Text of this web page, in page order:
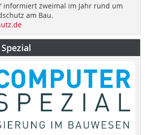
informiert zweimal im Jahr rund um
am Bau.